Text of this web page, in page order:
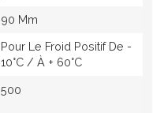
90 Mm
Pour Le Froid Positif De -
10°c / À + 60°c
500